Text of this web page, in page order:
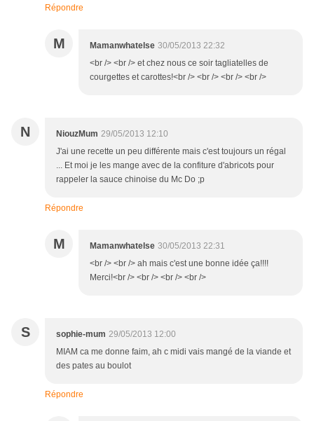
Répondre
M Mamanwhatelse 30/05/2013 22:32
<br /> <br /> et chez nous ce soir tagliatelles de
courgettes et carottes!<br /> <br /> <br /> <br />
N NiouzMum 29/05/2013 12:10
J'ai une recette un peu différente mais c'est toujours un régal
... Et moi je les mange avec de la confiture d'abricots pour
rappeler la sauce chinoise du Mc Do ;p
Répondre
M Mamanwhatelse 30/05/2013 22:31
<br /> <br /> ah mais c'est une bonne idée ça!!!!
Merci!<br /> <br /> <br /> <br />
S sophie-mum 29/05/2013 12:00
MIAM ca me donne faim, ah c midi vais mangé de la viande et
des pates au boulot
Répondre